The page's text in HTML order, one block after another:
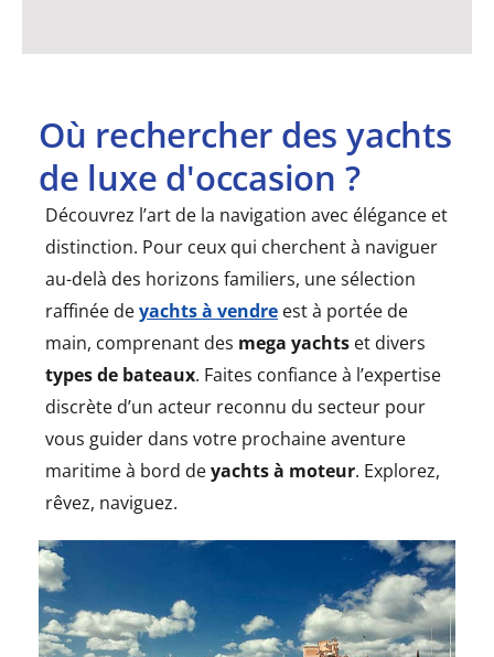
Où rechercher des yachts
de luxe d'occasion ?
Découvrez l’art de la navigation avec élégance et
distinction. Pour ceux qui cherchent à naviguer
au-delà des horizons familiers, une sélection
raffinée deyachts à vendre est à portée de
main, comprenant des mega yachts et divers
types de bateaux. Faites confiance à l’expertise
discrète d’un acteur reconnu du secteur pour
vous guider dans votre prochaine aventure
maritime à bord deyachts à moteur. Explorez,
rêvez, naviguez.